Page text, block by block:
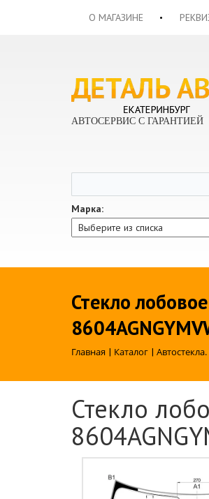
О МАГАЗИНЕ
АВТОСЕРВИС С ГАРАНТИЕЙ
Марка:
Стекло
Главная | Каталог |
Стекло